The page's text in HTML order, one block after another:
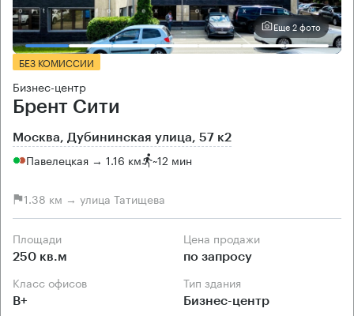
Еще 2 фото
БЕЗ КОМИССИИ
Бизнес-центр
Брент Сити
Москва, Дубининская улица, 57 к2
Павелецкая → 1.16 км ~12 мин
1.38 км → улица Татищева
Площади
250 кв.м
Цена продажи
по запросу
Класс офисов
B+
Тип здания
Бизнес-центр